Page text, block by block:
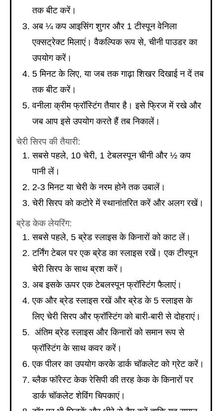
तक बीट करें।
अब ¼ कप आइसिंग शुगर और 1 टीस्पून वेनिला
एक्सट्रेक्ट मिलाएं। वैकल्पिक रूप से, चीनी पाउडर का
उपयोग करें।
5 मिनट के लिए, या जब तक गाढ़ा शिखर दिखाई न दें तब
तक बीट करें।
वनीला क्रीम फ्रॉस्टिंग तैयार है। इसे फ्रिज में रखे और
जब आप इसे उपयोग करते हैं तब निकालें।
चेरी सिरप की तैयारी:
सबसे पहले, 10 चेरी, 1 टेबलस्पून चीनी और ½ कप
पानी लें।
2-3 मिनट या चेरी के नरम होने तक उबालें।
चेरी सिरप को कटोरे में स्थानांतरित करें और अलग रखें।
ब्रेड केक लेयरिंग:
सबसे पहले, 5 ब्रेड स्लाइस के किनारों को काट लें।
टर्निंग टेबल पर एक ब्रेड का स्लाइस रखें। एक टीस्पून
चेरी सिरप के साथ ब्रश करें।
अब इसके ऊपर एक टेबलस्पून फ्रॉस्टिंग फैलाएं।
एक और ब्रेड स्लाइस रखें और ब्रेड के 5 स्लाइस के
लिए चेरी सिरप और फ्रॉस्टिंग को बारी-बारी से दोहराएं।
अंतिम ब्रेड स्लाइस और किनारों को समान रूप से
फ्रॉस्टिंग के साथ कवर करें।
एक पीलर का उपयोग करके डार्क चॉकलेट को ग्रेट करें।
ब्लैक फॉरेस्ट केक रेसिपी की तरह केक के किनारों पर
डार्क चॉकलेट शेविंग चिपकाएं।